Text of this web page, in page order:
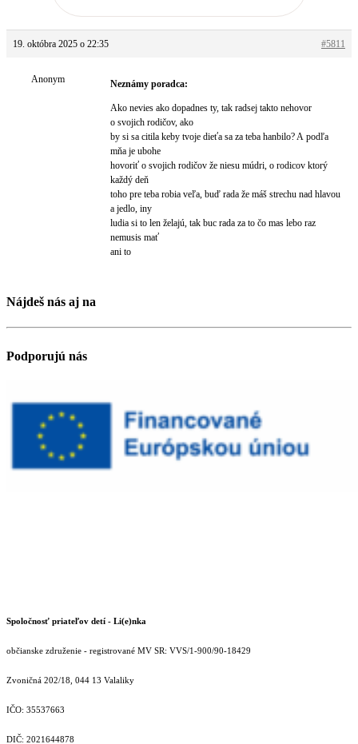
19. októbra 2025 o 22:35 #5811
Anonym Neznámy poradca:
Ako nevies ako dopadnes ty, tak radsej takto nehovor
o svojich rodičov, ako
by si sa citila keby tvoje dieťa sa za teba hanbilo? A podľa
mňa je ubohe
hovoriť o svojich rodičov že niesu múdri, o rodicov ktorý
každý deň
toho pre teba robia veľa, buď rada že máš strechu nad hlavou
a jedlo, iny
ludia si to len želajú, tak buc rada za to čo mas lebo raz
nemusis mať
ani to
Nájdeš nás aj na
Podporujú nás
Spoločnosť priateľov detí - Li(e)nka
občianske združenie - registrované MV SR: VVS/1-900/90-18429
Zvoničná 202/18, 044 13 Valaliky
IČO: 35537663
DIČ: 2021644878